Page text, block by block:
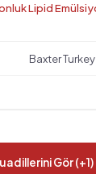
Lipid
Baxter
Gör (+1)